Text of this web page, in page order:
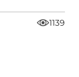
1139